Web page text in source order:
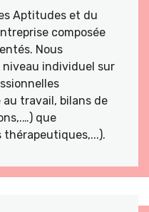
Aptitudes et du
composée
Nous
individuel sur
travail, bilans de
que